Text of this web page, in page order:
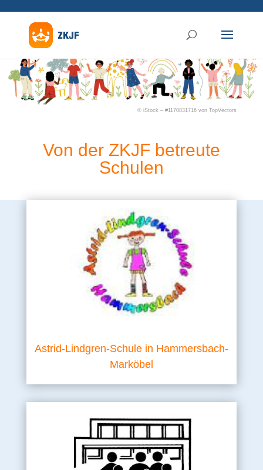
© iStock – #1170831716 von TopVectors
Von der ZKJF betreute
Schulen
Astrid-Lindgren-Schule in Hammersbach-
Marköbel